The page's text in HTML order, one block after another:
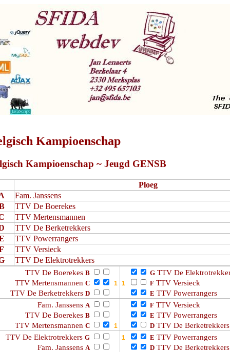
Kampioenschap
Kampioenschap ~ Jeugd GENSB
Ploeg
Fam. Janssens
TTV De Boerekes
TTV Mertensmannen
TTV De Berketrekkers
TTV Powerrangers
TTV Versieck
TTV De Elektrotrekkers
TTV De Boerekes B
TTV Mertensmannen C
TTV De Berketrekkers D
G TTV De
F TTV Versieck
E TTV Powerrangers
Fam. Janssens A
TTV De Boerekes B
TTV Mertensmannen C
F TTV Versieck
E TTV Powerrangers
D TTV De Berketrekkers
TTV De Elektrotrekkers G
Fam. Janssens A
E TTV Powerrangers
D TTV De Berketrekkers